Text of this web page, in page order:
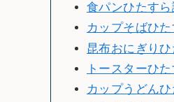
食パンひたすら
カップそばひ
昆布おにぎり
トースターひ
カップうどん